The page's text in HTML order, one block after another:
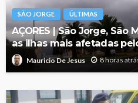
SÃO JORGE ÚLTIMAS
AÇORES | São Jorge, São
as ilhas mais afetadas
Mauricio De Jesus 8 horas